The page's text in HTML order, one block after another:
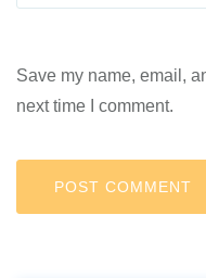
Save my name, email,
next time I comment.